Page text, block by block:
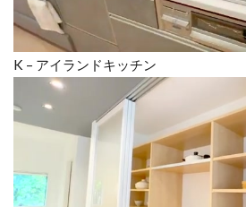
K – アイランドキッチン